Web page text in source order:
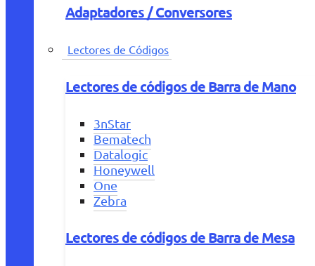
Adaptadores / Conversores
Lectores de Códigos
Lectores de códigos de Barra de Mano
3nStar
Bematech
Datalogic
Honeywell
One
Zebra
Lectores de códigos de Barra de Mesa